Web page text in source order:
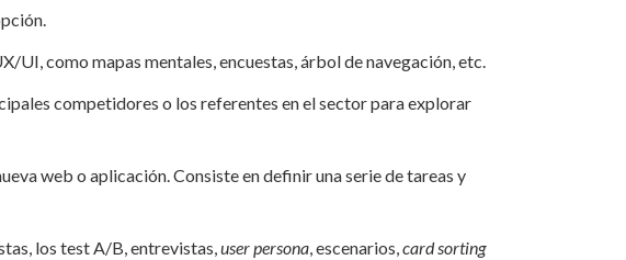
UI, como mapas mentales, encuestas, árbol de navegación, etc.
competidores o los referentes en el sector para explorar
web o aplicación. Consiste en definir una serie de tareas y
los test A/B, entrevistas,user persona, escenarios,card sorting